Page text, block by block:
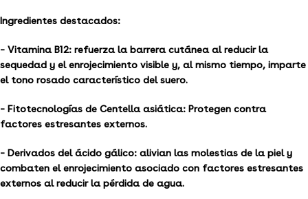
Ingredientes destacados:
– Vitamina B12: refuerza la barrera cutánea al reducir la
sequedad y el enrojecimiento visible y, al mismo tiempo, imparte
el tono rosado característico del suero.
– Fitotecnologías de Centella asiática: Protegen contra
factores estresantes externos.
– Derivados del ácido gálico: alivian las molestias de la piel y
combaten el enrojecimiento asociado con factores estresantes
externos al reducir la pérdida de agua.